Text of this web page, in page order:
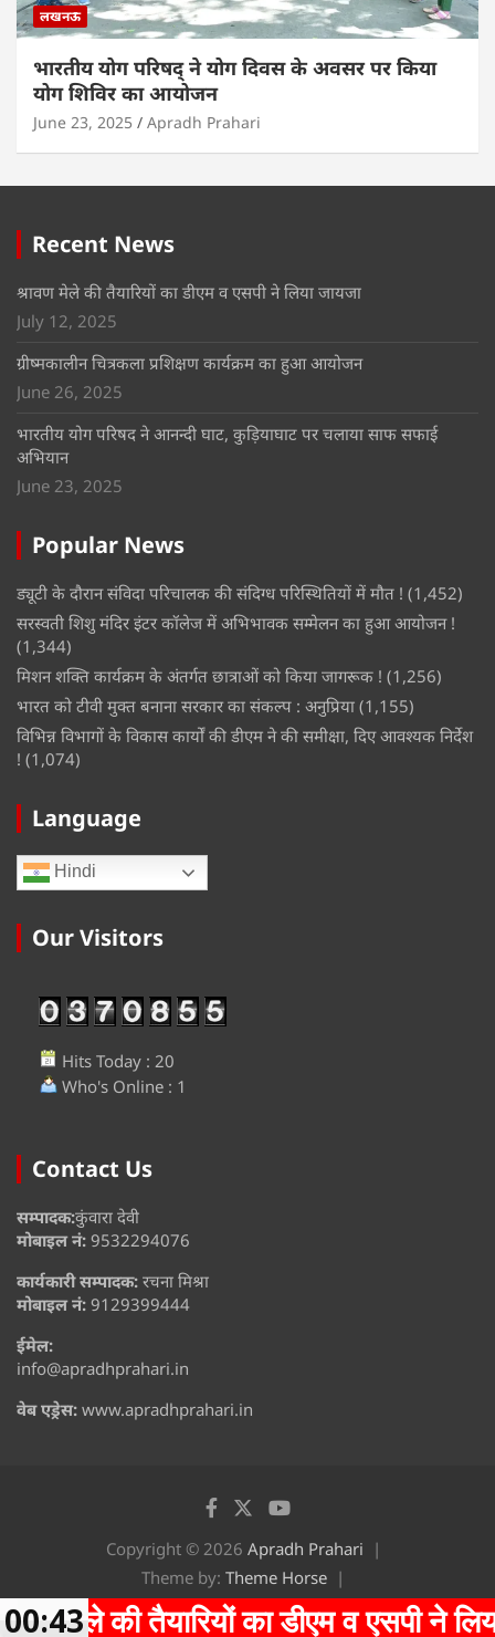
लखनऊ
भारतीय योग परिषद् ने योग दिवस के अवसर पर किया
योग शिविर का आयोजन
June 23, 2025 Apradh Prahari
Recent News
श्रावण मेले की तैयारियों का डीएम व एसपी ने लिया जायजा
July 12, 2025
ग्रीष्मकालीन चित्रकला प्रशिक्षण कार्यक्रम का हुआ आयोजन
June 26, 2025
भारतीय योग परिषद ने आनन्दी घाट, कुड़ियाघाट पर चलाया साफ सफाई
अभियान
June 23, 2025
Popular News
ड्यूटी के दौरान संविदा परिचालक की संदिग्ध परिस्थितियों में मौत ! (1,452)
सरस्वती शिशु मंदिर इंटर कॉलेज में अभिभावक सम्मेलन का हुआ आयोजन !
(1,344)
मिशन शक्ति कार्यक्रम के अंतर्गत छात्राओं को किया जागरूक ! (1,256)
भारत को टीवी मुक्त बनाना सरकार का संकल्प : अनुप्रिया (1,155)
विभिन्न विभागों के विकास कार्यों की डीएम ने की समीक्षा, दिए आवश्यक निर्देश
! (1,074)
Language
Hindi
Our Visitors
Hits Today : 20
Who's Online : 1
Contact Us
सम्पादक:कुंवारा देवी
मोबाइल नं: 9532294076
कार्यकारी सम्पादक: रचना मिश्रा
मोबाइल नं: 9129399444
ईमेल:
info@apradhprahari.in
वेब एड्रेस: www.apradhprahari.in
Copyright © 2026 Apradh Prahari
Theme by: Theme Horse
Proudly Powered by:WordPress
की तैयारियों का डीएम व एसपी ने लिया
00:43